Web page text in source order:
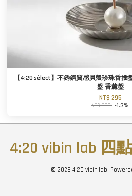
【4:20 sélect】不銹鋼質感貝殼珍珠香
盤 香薰盤
NT$ 295
NT$ 299 -1.3%
4:20 vibin lab 四
© 2026 4:20 vibin lab.